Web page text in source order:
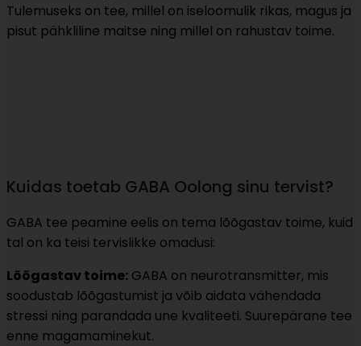
Tulemuseks on tee, millel on iseloomulik rikas, magus ja
pisut pähkliline maitse ning millel on rahustav toime.
Kuidas toetab GABA Oolong sinu tervist?
GABA tee peamine eelis on tema lõõgastav toime, kuid
tal on ka teisi tervislikke omadusi:
Lõõgastav toime: GABA on neurotransmitter, mis
soodustab lõõgastumist ja võib aidata vähendada
stressi ning parandada une kvaliteeti. Suurepärane tee
enne magamaminekut.